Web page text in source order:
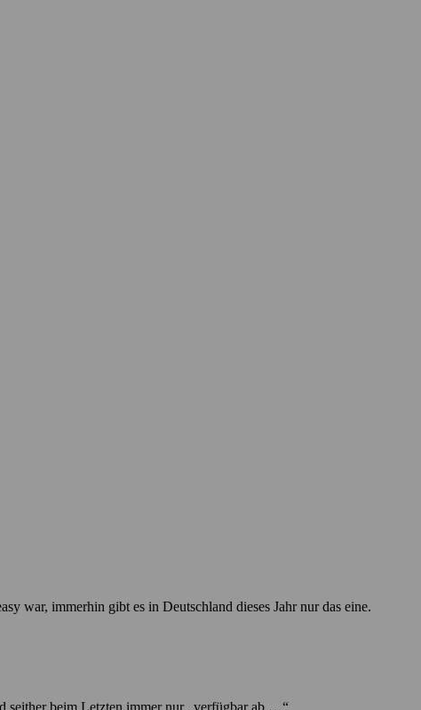
war, immerhin gibt es in Deutschland dieses Jahr nur das eine.
seither beim Letzten immer nur „verfügbar ab …“